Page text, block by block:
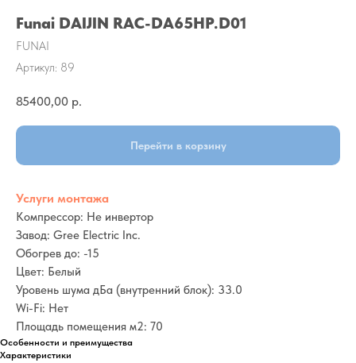
Funai DAIJIN RAC-DA65HP.D01
FUNAI
Артикул: 89
85400,00 р.
Перейти в корзину
Услуги монтажа
Компрессор: Не инвертор
Завод: Gree Electric Inc.
Обогрев до: -15
Цвет: Белый
Уровень шума дБа (внутренний блок): 33.0
Wi-Fi: Нет
Площадь помещения м2: 70
Особенности и преимущества
Характеристики